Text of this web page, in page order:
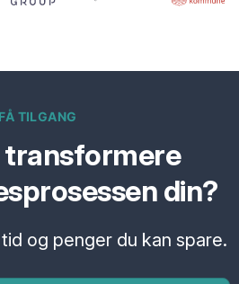
FÅ TILGANG
transformere
din?
og penger du kan spare.